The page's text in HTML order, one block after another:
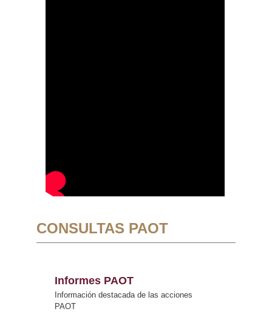
CONSULTAS PAOT
Informes PAOT
Información destacada de las acciones
PAOT